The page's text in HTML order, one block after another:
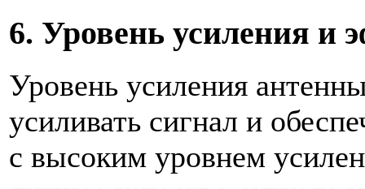
6. Уровень усиления и
Уровень усиления
усиливать сигнал и
с высоким уровнем